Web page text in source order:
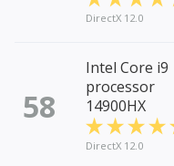
DirectX 12.0
58
Intel Core i9
processor
14900HX
DirectX 12.0